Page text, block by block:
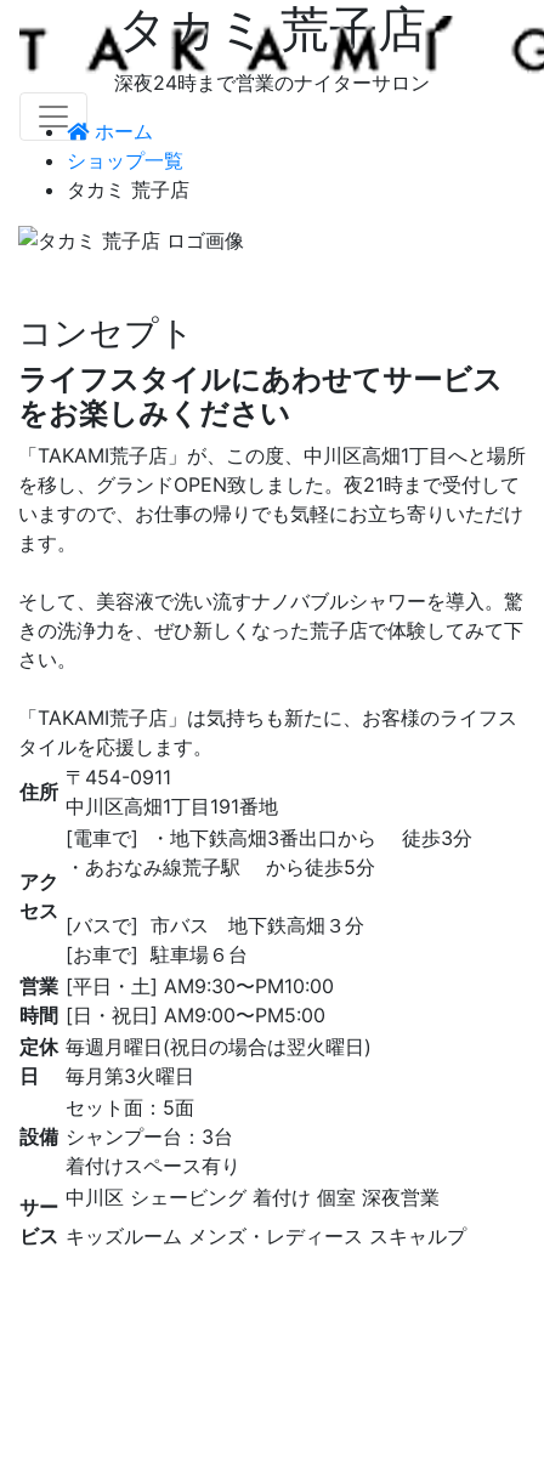
タカミ 荒子店
深夜24時まで営業のナイターサロン
ホーム
ショップ一覧
タカミ 荒子店
コンセプト
ライフスタイルにあわせてサービス
をお楽しみください
「TAKAMI荒子店」が、この度、中川区高畑1丁目へと場所
を移し、グランドOPEN致しました。夜21時まで受付して
いますので、お仕事の帰りでも気軽にお立ち寄りいただけ
ます。
そして、美容液で洗い流すナノバブルシャワーを導入。驚
きの洗浄力を、ぜひ新しくなった荒子店で体験してみて下
さい。
「TAKAMI荒子店」は気持ちも新たに、お客様のライフス
タイルを応援します。
住所
〒454-0911
中川区高畑1丁目191番地
アク
セス
[電車で] ・地下鉄高畑3番出口から 徒歩3分
・あおなみ線荒子駅 から徒歩5分
[バスで] 市バス 地下鉄高畑３分
[お車で] 駐車場６台
営業
時間
[平日・土] AM9:30〜PM10:00
[日・祝日] AM9:00〜PM5:00
定休
日
毎週月曜日(祝日の場合は翌火曜日)
毎月第3火曜日
設備
セット面：5面
シャンプー台：3台
着付けスペース有り
サー
ビス
中川区 シェービング 着付け 個室 深夜営業
キッズルーム メンズ・レディース スキャルプ